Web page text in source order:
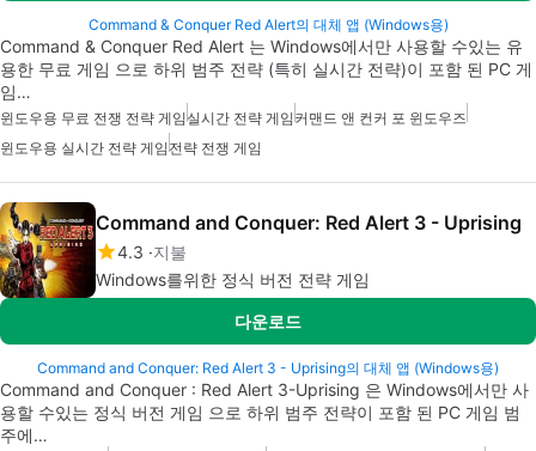
Command & Conquer Red Alert의 대체 앱 (Windows용)
Command & Conquer Red Alert 는 Windows에서만 사용할 수있는 유
용한 무료 게임 으로 하위 범주 전략 (특히 실시간 전략)이 포함 된 PC 게
임…
윈도우용 무료 전쟁 전략 게임실시간 전략 게임커맨드 앤 컨커 포 윈도우즈
윈도우용 실시간 전략 게임전략 전쟁 게임
Command and Conquer: Red Alert 3 - Uprising
4.3 지불
Windows를위한 정식 버전 전략 게임
다운로드
Command and Conquer: Red Alert 3 - Uprising의 대체 앱 (Windows용)
Command and Conquer : Red Alert 3-Uprising 은 Windows에서만 사
용할 수있는 정식 버전 게임 으로 하위 범주 전략이 포함 된 PC 게임 범
주에…